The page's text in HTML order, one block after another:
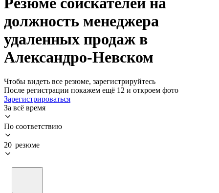
должность менеджера
удаленных продаж в
Александро-Невском
Чтобы видеть все резюме, зарегистрируйтесь
После регистрации покажем ещё 12 и откроем фото
Зарегистрироваться
За всё время
По соответствию
20 резюме